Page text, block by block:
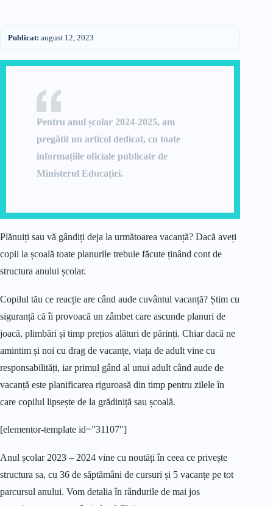
Publicat: august 12, 2023
Pentru anul școlar 2024-2025, am
pregătit un articol dedicat, cu toate
informațiile oficiale publicate de
Ministerul Educației.
Plănuiți sau vă gândiți deja la următoarea vacanță? Dacă aveți
copii la școală toate planurile trebuie făcute ținând cont de
structura anului școlar.
Copilul tău ce reacție are când aude cuvântul vacanță? Știm cu
siguranță că îi provoacă un zâmbet care ascunde planuri de
joacă, plimbări și timp prețios alături de părinți. Chiar dacă ne
amintim și noi cu drag de vacanțe, viața de adult vine cu
responsabilități, iar primul gând al unui adult când aude de
vacanță este planificarea riguroasă din timp pentru zilele în
care copilul lipsește de la grădiniță sau școală.
[elementor-template id=”31107″]
Anul școlar 2023 – 2024 vine cu noutăți în ceea ce privește
structura sa, cu 36 de săptămâni de cursuri și 5 vacanțe pe tot
parcursul anului. Vom detalia în rândurile de mai jos